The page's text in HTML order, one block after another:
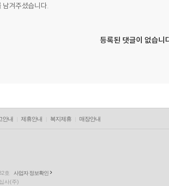
남겨주셨습니다.
등록된 댓글이 없습니
안내 제휴안내 복지제휴 매장안내
호
사업자 정보확인
사(주)